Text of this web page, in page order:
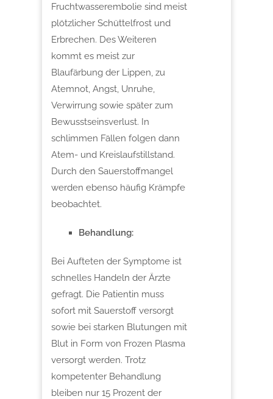
Fruchtwasserembolie sind meist
plötzlicher Schüttelfrost und
Erbrechen. Des Weiteren
kommt es meist zur
Blaufärbung der Lippen, zu
Atemnot, Angst, Unruhe,
Verwirrung sowie später zum
Bewusstseinsverlust. In
schlimmen Fällen folgen dann
Atem- und Kreislaufstillstand.
Durch den Sauerstoffmangel
werden ebenso häufig Krämpfe
beobachtet.
Behandlung:
Bei Aufteten der Symptome ist
schnelles Handeln der Ärzte
gefragt. Die Patientin muss
sofort mit Sauerstoff versorgt
sowie bei starken Blutungen mit
Blut in Form von Frozen Plasma
versorgt werden. Trotz
kompetenter Behandlung
bleiben nur 15 Prozent der